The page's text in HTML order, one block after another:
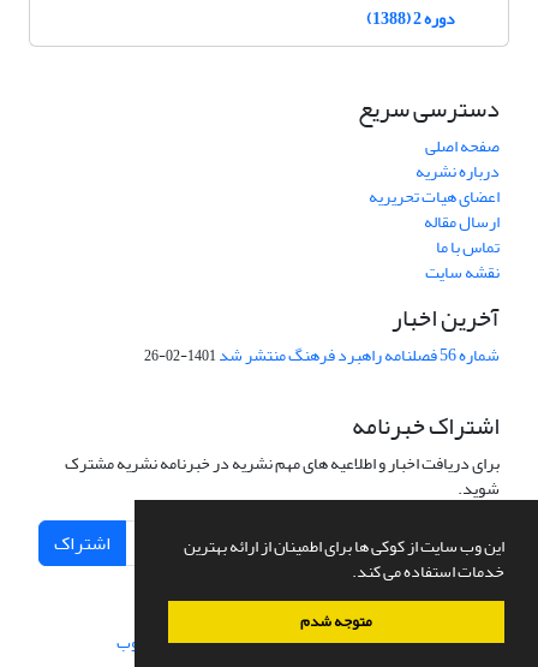
این وب سایت از کوکی ها برای اطمینان از ارائه بهترین
خدمات استفاده می کند.
متوجه شدم
دوره 2 (1388)
دسترسی سریع
صفحه اصلی
درباره نشریه
اعضای هیات تحریریه
ارسال مقاله
تماس با ما
نقشه سایت
آخرین اخبار
شماره 56 فصلنامه راهبرد فرهنگ منتشر شد 1401-02-26
اشتراک خبرنامه
برای دریافت اخبار و اطلاعیه های مهم نشریه در خبرنامه نشریه مشترک
شوید.
اشتراک
سامانه مدیریت نشریات علمی.طراحی و پیاده سازی از سیناوب